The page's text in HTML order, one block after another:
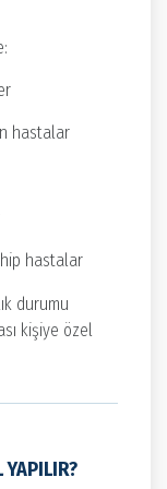
hastalar
hastalar
durumu
kişiye özel
YAPILIR?